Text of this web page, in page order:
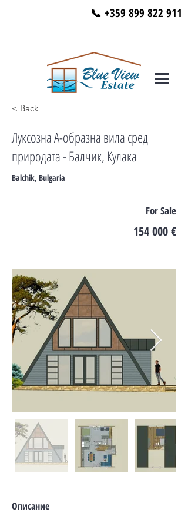
📞 +359 899 822 911
< Back
Луксозна А-образна вила сред
природата - Балчик, Кулака
Balchik, Bulgaria
For Sale
154 000 €
Описание